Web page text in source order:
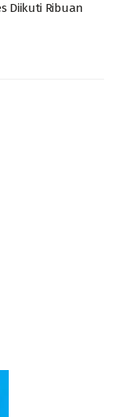
Diikuti Ribuan